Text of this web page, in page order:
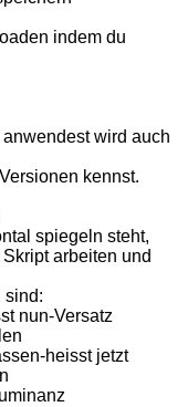
indem du
wird auch
kennst.
spiegeln steht,
arbeiten und
sind:
nun-Versatz
heisst jetzt